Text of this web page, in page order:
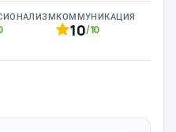
КОММУНИКАЦИЯ
10/10